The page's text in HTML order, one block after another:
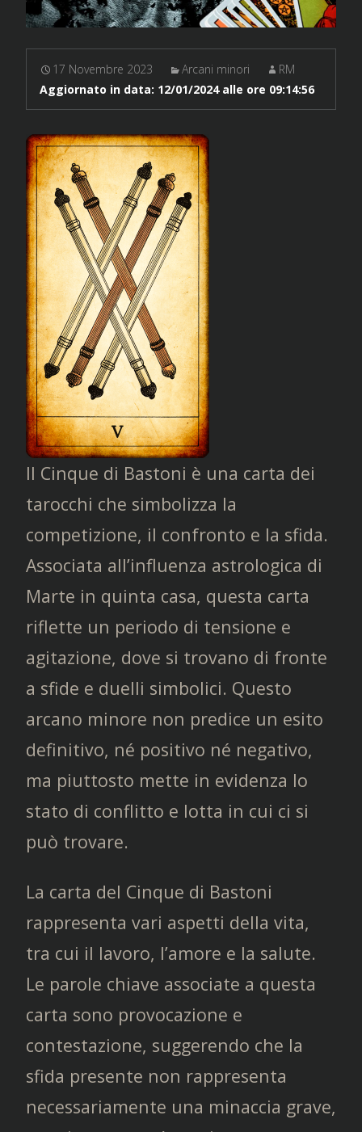
17 Novembre 2023 Arcani minori
RM
Aggiornato in data: 12/01/2024 alle ore 09:14:56
Il Cinque di Bastoni è una carta dei
tarocchi che simbolizza la
competizione, il confronto e la sfida.
Associata all’influenza astrologica di
Marte in quinta casa, questa carta
riflette un periodo di tensione e
agitazione, dove si trovano di fronte
a sfide e duelli simbolici. Questo
arcano minore non predice un esito
definitivo, né positivo né negativo,
ma piuttosto mette in evidenza lo
stato di conflitto e lotta in cui ci si
può trovare.
La carta del Cinque di Bastoni
rappresenta vari aspetti della vita,
tra cui il lavoro, l’amore e la salute.
Le parole chiave associate a questa
carta sono provocazione e
contestazione, suggerendo che la
sfida presente non rappresenta
necessariamente una minaccia grave,